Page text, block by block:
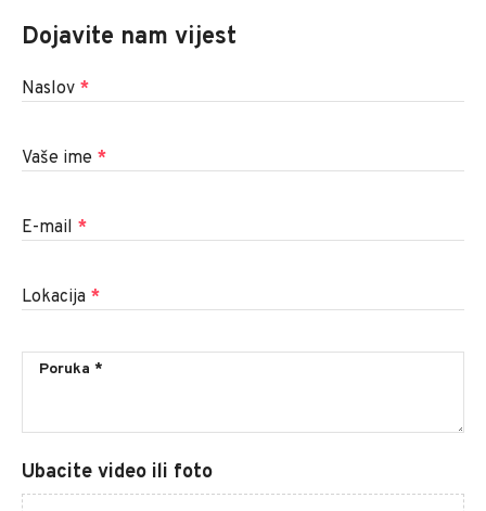
Dojavite nam vijest
Naslov *
Vaše ime *
E-mail *
Lokacija *
Ubacite video ili foto